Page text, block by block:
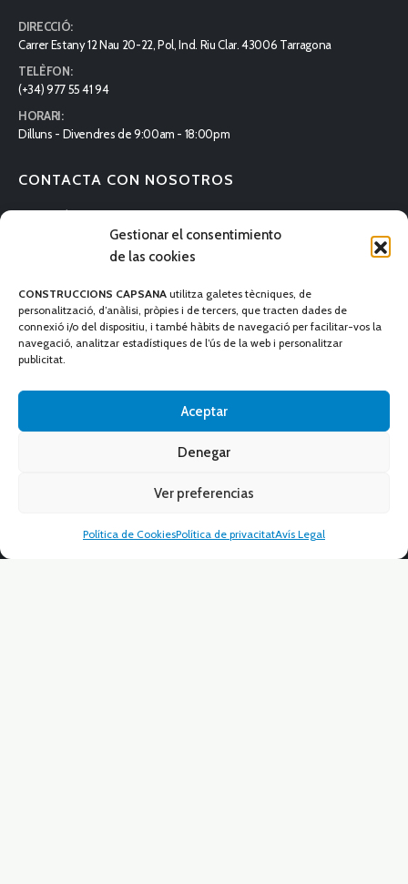
Gestionar el consentimiento
de las cookies
CONSTRUCCIONS CAPSANA utilitza galetes tècniques, de
personalització, d’anàlisi, pròpies i de tercers, que tracten dades de
connexió i/o del dispositiu, i també hàbits de navegació per facilitar-vos la
navegació, analitzar estadístiques de l’ús de la web i personalitzar
publicitat.
Aceptar
Denegar
Ver preferencias
Política de CookiesPolítica de privacitatAvís Legal
DIRECCIÓ:
Carrer Estany 12 Nau 20-22, Pol, Ind. Riu Clar. 43006 Tarragona
TELÈFON:
(+34) 977 55 41 94
HORARI:
Dilluns - Divendres de 9:00am - 18:00pm
CONTACTA CON NOSOTROS
Carrer Estany 12 Nau 20-22, Pol, Ind. Riu Clar. 43006 Tarragona
HORARIO:
Lunes - Viernes de 9:00am - 18:00pm
MENÚ